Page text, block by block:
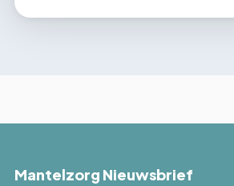
Mantelzorg Nieuwsbrief